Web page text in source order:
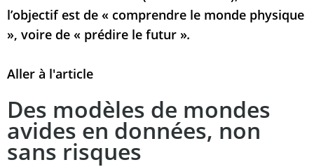
l’objectif est de « comprendre le monde physique
», voire de « prédire le futur ».
Aller à l'article
Des modèles de mondes
avides en données, non
sans risques